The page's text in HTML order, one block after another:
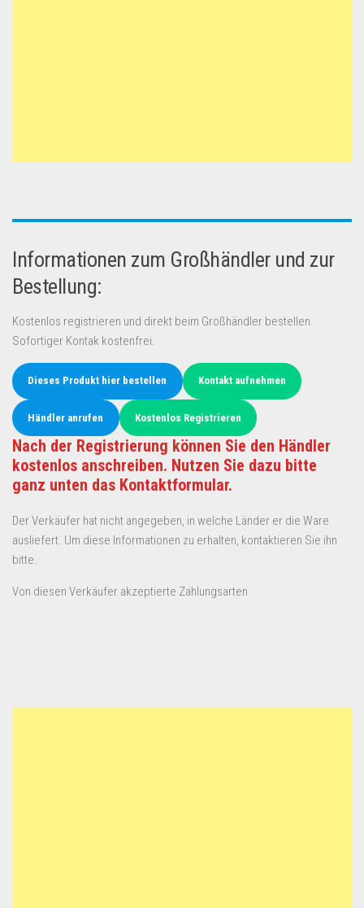
Informationen zum Großhändler und zur
Bestellung:
Kostenlos registrieren und direkt beim Großhändler bestellen.
Sofortiger Kontak kostenfrei.
Dieses Produkt hier bestellen Kontakt aufnehmen
Händler anrufen Kostenlos Registrieren
Nach der Registrierung können Sie den Händler
kostenlos anschreiben. Nutzen Sie dazu bitte
ganz unten das Kontaktformular.
Der Verkäufer hat nicht angegeben, in welche Länder er die Ware
ausliefert. Um diese Informationen zu erhalten, kontaktieren Sie ihn
bitte.
Von diesen Verkäufer akzeptierte Zahlungsarten